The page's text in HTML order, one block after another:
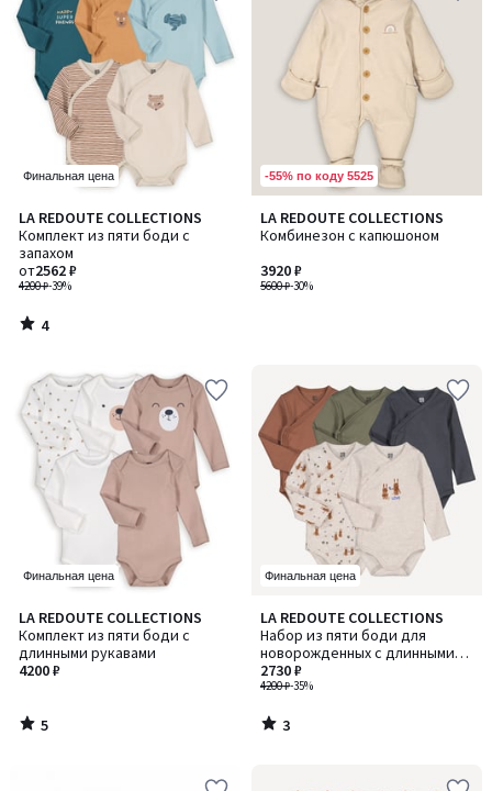
Финальная цена
LA REDOUTE COLLECTIONS
Комплект из пяти боди с
запахом
4200 ₽-39%
от2562 ₽
4
/
5
4
/
-55% по коду 5525
LA REDOUTE COLLECTIONS
Комбинезон с капюшоном
5600 ₽-30%
3920 ₽
Финальная цена
LA REDOUTE COLLECTIONS
Комплект из пяти боди с
длинными рукавами
4200 ₽
5
/
5
5
/
Финальная цена
LA REDOUTE COLLECTIONS
Набор из пяти боди для
новорожденных с длинными
рукавами
4200 ₽-35%
2730 ₽
3
/
5
3
/